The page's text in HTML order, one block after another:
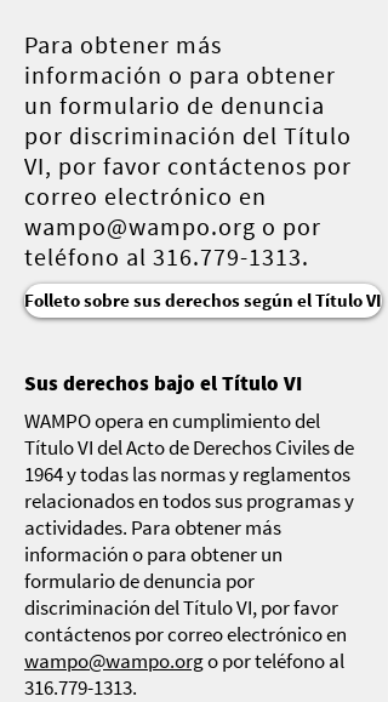
Para obtener más
información o para obtener
un formulario de denuncia
por discriminación del Título
VI, por favor contáctenos por
correo electrónico en
wampo@wampo.org o por
teléfono al 316.779-1313.
Folleto sobre sus derechos según el Título VI
Sus derechos bajo el Título VI
WAMPO opera en cumplimiento del
Título VI del Acto de Derechos Civiles de
1964 y todas las normas y reglamentos
relacionados en todos sus programas y
actividades. Para obtener más
información o para obtener un
formulario de denuncia por
discriminación del Título VI, por favor
contáctenos por correo electrónico en
wampo@wampo.orgo por teléfono al
316.779-1313.